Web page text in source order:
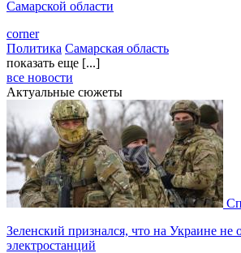
Самарской области
corner
Политика Самарская область
показать еще [...]
все новости
Актуальные сюжеты
Зеленский признался, что на Украине не
электростанций